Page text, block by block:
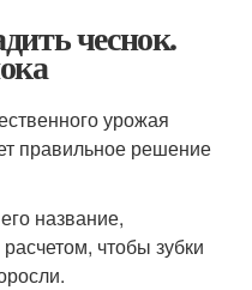
чеснок.
урожая
правильное решение
название,
чтобы зубки